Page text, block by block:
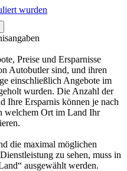
wurden
Preise und Ersparnisse
Autobutler sind, und ihren
einschließlich Angebote im
wurden. Die Anzahl der
Ihre Ersparnis können je nach
welchem Ort im Land Ihr
die maximal möglichen
zu sehen, muss in
ausgewählt werden.